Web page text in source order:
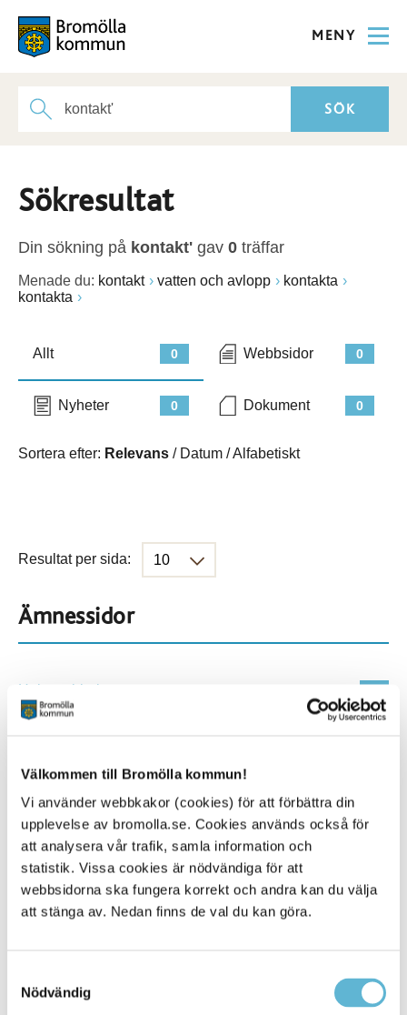
Välkommen till Bromölla kommun!
Vi använder webbkakor (cookies) för att förbättra din
upplevelse av bromolla.se. Cookies används också för
att analysera vår trafik, samla information och
statistik. Vissa cookies är nödvändiga för att
webbsidorna ska fungera korrekt och andra kan du välja
att stänga av. Nedan finns de val du kan göra.
Nödvändig
MENY
Sökresultat
Din sökning på kontakt' gav 0 träffar
Menade du: kontakt vatten och avlopp
kontakta
kontakta
0
Allt 0
Webbsidor
0
Nyheter 0
Dokument
Sortera efter: Relevans / Datum /Alfabetiskt
Resultat per sida:
Ämnessidor
Hela webbplatsen
901
Alla platser